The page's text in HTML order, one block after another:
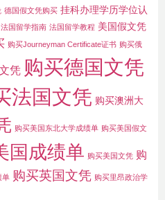
德国假文凭购买 挂科办理学历学位认
法国留学指南 法国留学教程 美国假文凭
购买Journeyman Certificate证书 购买俄
凭 购买德国文凭
法国文凭 购买澳洲大
购买美国东北大学成绩单 购买美国假文
国成绩单 购买美国文凭 购
单 购买英国文凭 购买里昂政治学